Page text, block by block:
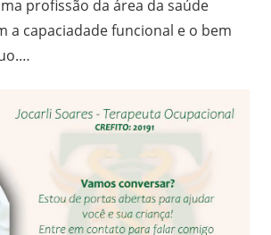
profissão da área da saúde
a capaciadade funcional e o bem